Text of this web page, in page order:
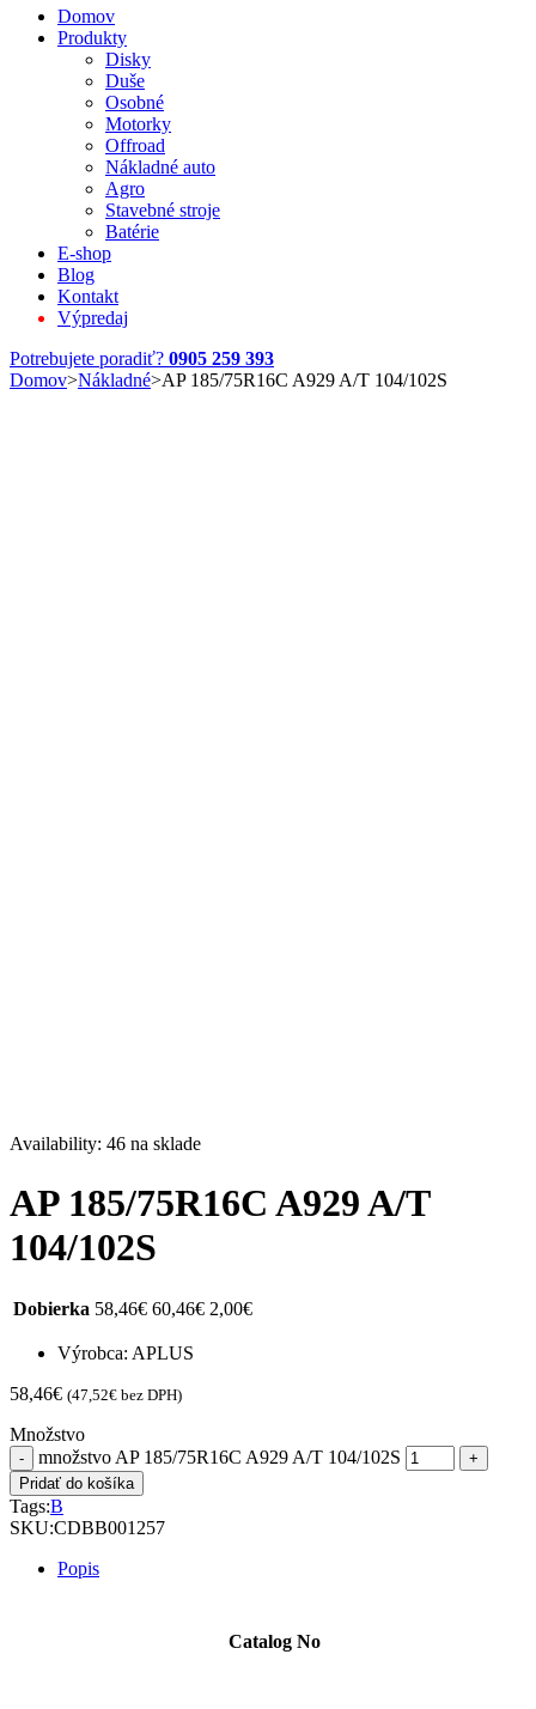
Domov
Produkty
Disky
Duše
Osobné
Motorky
Offroad
Nákladné auto
Agro
Stavebné stroje
Batérie
E-shop
Blog
Kontakt
Výpredaj
Potrebujete poradiť? 0905 259 393
Domov>Nákladné>AP 185/75R16C A929 A/T 104/102S
Availability: 46 na sklade
AP 185/75R16C A929 A/T
104/102S
Dobierka 58,46€ 60,46€ 2,00€
Výrobca: APLUS
58,46€ (47,52€ bez DPH)
Množstvo
množstvo AP 185/75R16C A929 A/T 104/102S
Pridať do košíka
Tags:B
SKU:CDBB001257
Popis
Catalog No